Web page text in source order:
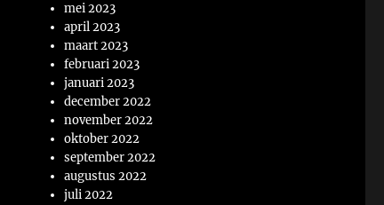
mei 2023
april 2023
maart 2023
februari 2023
januari 2023
december 2022
november 2022
oktober 2022
september 2022
augustus 2022
juli 2022